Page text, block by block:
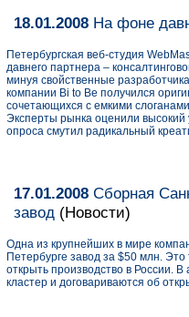
18.01.2008 На фоне
Петербургская веб-студия
давнего партнера –
минуя свойственные
компании Bi to Be получился
сочетающихся с емкими
Эксперты рынка оценили высокий
опроса смутил радикальный
17.01.2008 Сборная
завод (Новости)
Одна из крупнейших в мире
Петербурге завод за $50 млн.
открыть производство в России.
кластер и договариваются об